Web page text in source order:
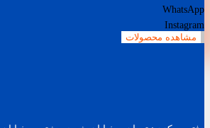
مشاهده محصولات
WhatsApp
Instagram